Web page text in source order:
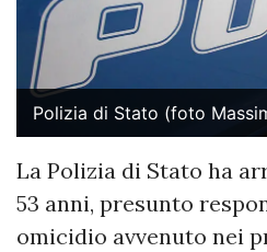
Polizia di Stato (foto
La Polizia di Stato ha
53 anni, presunto
omicidio avvenuto nei